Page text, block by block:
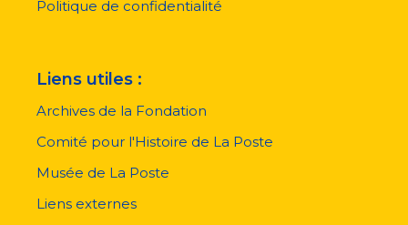
Politique de confidentialité
Liens utiles :
Archives de la Fondation
Comité pour l'Histoire de La Poste
Musée de La Poste
Liens externes